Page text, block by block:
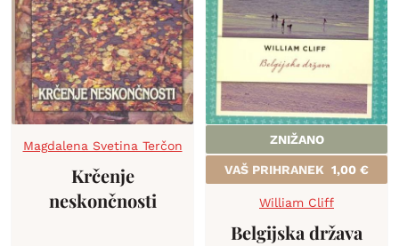
Magdalena Svetina Terčon
Krčenje
neskončnosti
ZNIŽANO
VAŠ PRIHRANEK 1,00 €
William Cliff
Belgijska država